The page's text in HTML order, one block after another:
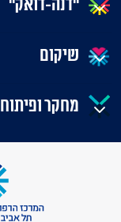
שיקום
מחקר ופיתוח